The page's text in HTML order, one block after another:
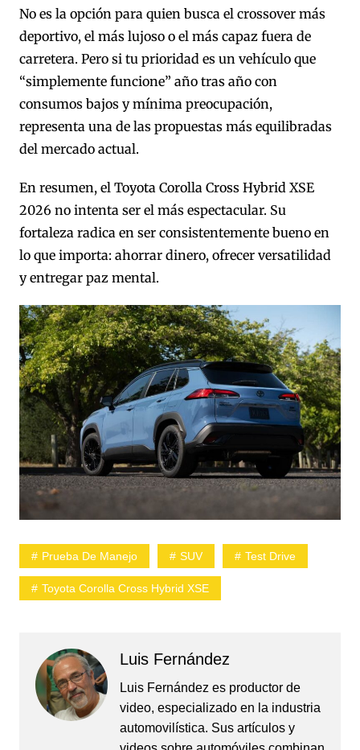
No es la opción para quien busca el crossover más
deportivo, el más lujoso o el más capaz fuera de
carretera. Pero si tu prioridad es un vehículo que
“simplemente funcione” año tras año con
consumos bajos y mínima preocupación,
representa una de las propuestas más equilibradas
del mercado actual.
En resumen, el Toyota Corolla Cross Hybrid XSE
2026 no intenta ser el más espectacular. Su
fortaleza radica en ser consistentemente bueno en
lo que importa: ahorrar dinero, ofrecer versatilidad
y entregar paz mental.
Prueba De Manejo SUV Test Drive
Toyota Corolla Cross Hybrid XSE
Luis Fernández
Luis Fernández es productor de
video, especializado en la industria
automovilística. Sus artículos y